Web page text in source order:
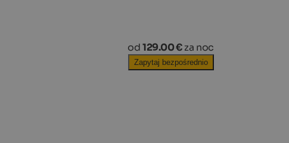
od129.00 € za noc
Zapytaj bezpośrednio